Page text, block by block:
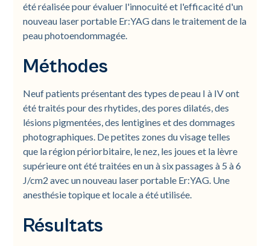
été réalisée pour évaluer l'innocuité et l'efficacité d'un
nouveau laser portable Er:YAG dans le traitement de la
peau photoendommagée.
Méthodes
Neuf patients présentant des types de peau I à IV ont
été traités pour des rhytides, des pores dilatés, des
lésions pigmentées, des lentigines et des dommages
photographiques. De petites zones du visage telles
que la région périorbitaire, le nez, les joues et la lèvre
supérieure ont été traitées en un à six passages à 5 à 6
J/cm2 avec un nouveau laser portable Er:YAG. Une
anesthésie topique et locale a été utilisée.
Résultats